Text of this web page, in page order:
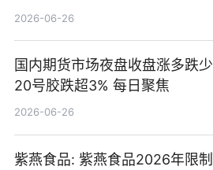
2026-06-26
国内期货市场夜盘收盘涨多跌少
20号胶跌超3% 每日聚焦
2026-06-26
紫燕食品: 紫燕食品2026年限制